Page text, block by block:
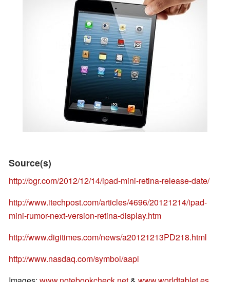
Source(s)
http://bgr.com/2012/12/14/ipad-mini-retina-release-date/
http://www.itechpost.com/articles/4696/20121214/ipad-
mini-rumor-next-version-retina-display.htm
http://www.digitimes.com/news/a20121213PD218.html
http://www.nasdaq.com/symbol/aapl